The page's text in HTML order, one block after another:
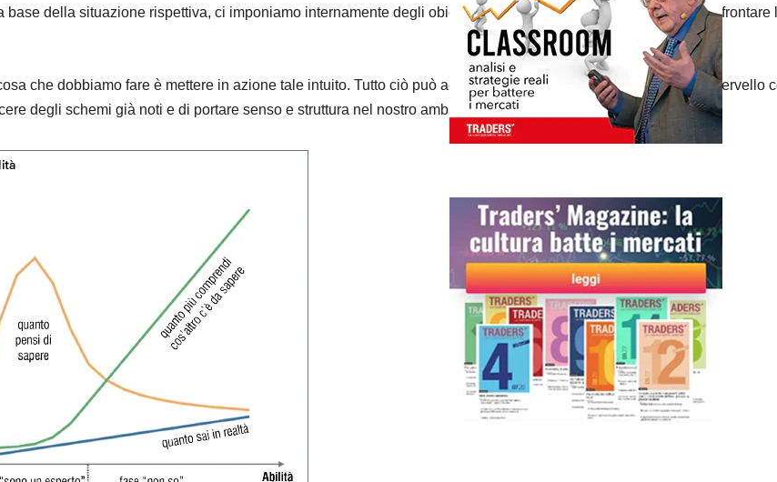
base della situazione rispettiva, ci imponiamo internamente degli obiettivi che ci piacerebbe raggiungere nell’affrontare
che dobbiamo fare è mettere in azione tale intuito. Tutto ciò può accadere largamente a livello inconscio. Il cervello
degli schemi già noti e di portare senso e struttura nel nostro ambiente.